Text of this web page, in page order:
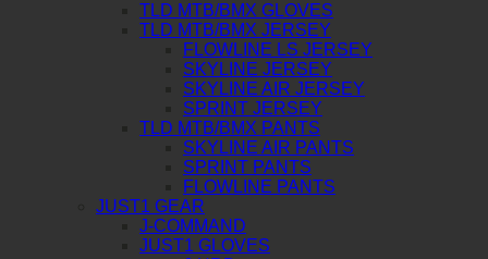
TLD MTB/BMX GLOVES
TLD MTB/BMX JERSEY
FLOWLINE LS JERSEY
SKYLINE JERSEY
SKYLINE AIR JERSEY
SPRINT JERSEY
TLD MTB/BMX PANTS
SKYLINE AIR PANTS
SPRINT PANTS
FLOWLINE PANTS
JUST1 GEAR
J-COMMAND
JUST1 GLOVES